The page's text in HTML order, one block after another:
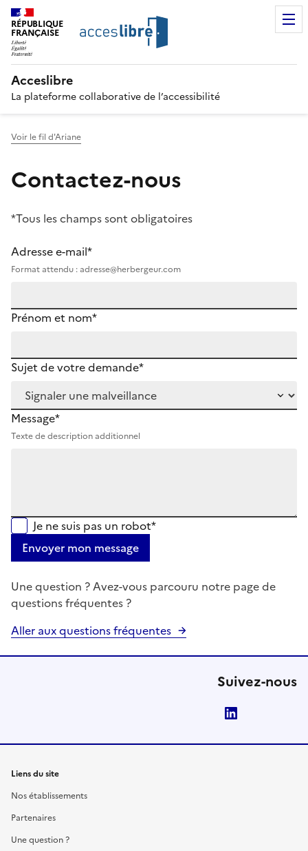
RÉPUBLIQUE
FRANÇAISE
Acceslibre
La plateforme collaborative de l’accessibilité
Voir le fil d'Ariane
Contactez-nous
*Tous les champs sont obligatoires
Adresse e-mail*
Format attendu : adresse@herbergeur.com
Prénom et nom*
Sujet de votre demande*
Message*
Texte de description additionnel
Je ne suis pas un robot*
Envoyer mon message
Une question ? Avez-vous parcouru notre page de
questions fréquentes ?
Aller aux questions fréquentes
Suivez-nous
Liens du site
Nos établissements
Partenaires
Une question ?